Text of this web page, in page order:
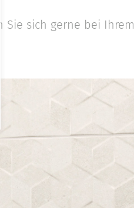
sich gerne bei Ihrem